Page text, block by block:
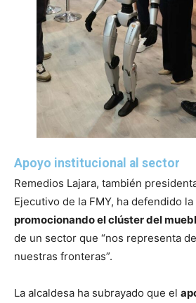
Apoyo institucional al sector
Remedios Lajara, también
Ejecutivo de la FMY, ha defendido
promocionando el clúster del
de un sector que “nos representa
nuestras fronteras”.
La alcaldesa ha subrayado que el